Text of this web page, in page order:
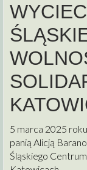
5 marca 2025
panią Alicją
Śląskiego